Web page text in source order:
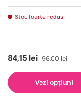
Stoc foarte redus
84,15 lei 96,00 lei
Vezi opțiuni